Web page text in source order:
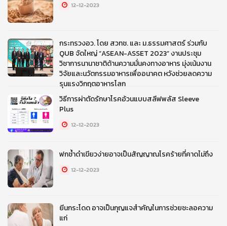
12-12-2023
กระทรวงอว. โดย สวทช. และ ม.ธรรมศาสตร์ ร่วมกับ
QUB จัดใหญ่ “ASEAN-ASSET 2023” งานประชุม
วิชาการนานาชาติด้านความมั่นคงทางอาหาร มุ่งเน้นงาน
วิจัยและนวัตกรรมอาหารเพื่ออนาคต หวังช่วยลดความ
รุนแรงวิกฤตอาหารโลก
12-12-2023
วิธีการผ่าตัดรักษาโรคอ้วนแบบสลีฟพลัส Sleeve
Plus
12-12-2023
ฟกช้ำดำเขียวง่ายอาจเป็นสัญญาณโรคร้ายที่คาดไม่ถึง
12-12-2023
ยีนกระโดด อาจเป็นกุญแจสำคัญในการช่วยชะลอความ
แก่